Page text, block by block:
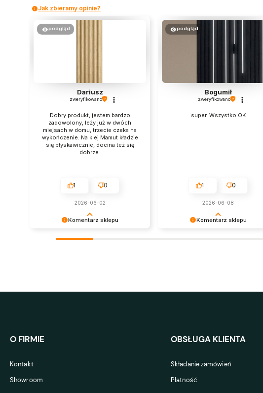
Jak zbieramy opinie?
Komentarz sklepu
podgląd
Dariusz
zweryfikowano
Dobry produkt, jestem bardzo
zadowolony, leży już w dwóch
miejsach w domu, trzecie czeka na
wykończenie. Na klej Mamut kładzie
się błyskawicznie, docina też się
dobrze.
1 0
2026-06-02
Komentarz sklepu
podgląd
Bogumił
zweryfikowano
super. Wszystko OK
1 0
2026-06-08
O FIRMIE
Kontakt
Showroom
OBSŁUGA KLIENTA
Składanie zamówień
Płatność